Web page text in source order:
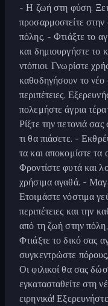
- Η ζωή στη φύση.
προσαρμοστείτε
πόλης. - Φτιάξτε το
και δημιουργήστε το
ντόπιοι. Γνωρίστε
καθοδηγήσουν το νέο
περιπέτειες.
πολεμήστε άγρια
Ρίξτε την πετονιά
τι θα πιάσετε. -
τα και αποκομίστε
Φροντίστε φυτά και
χρήσιμα αγαθά. -
Ετοιμάστε νόστιμα
περιπέτειες και την
από τη ζωή στην
Φτιάξτε το δικό σας
συγκεντρώστε
Οι φιλικοί θα σας
εγκατασταθείτε στη
ειρηνικά!